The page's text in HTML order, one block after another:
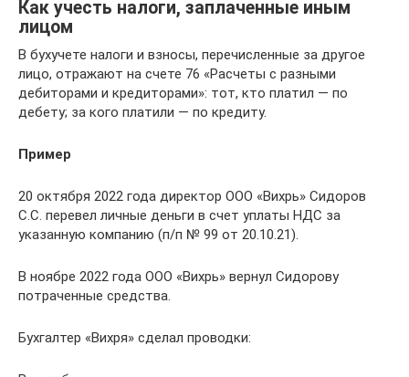
Как учесть налоги, заплаченные иным
лицом
В бухучете налоги и взносы, перечисленные за другое
лицо, отражают на счете 76 «Расчеты с разными
дебиторами и кредиторами»: тот, кто платил — по
дебету; за кого платили — по кредиту.
Пример
20 октября 2022 года директор ООО «Вихрь» Сидоров
С.С. перевел личные деньги в счет уплаты НДС за
указанную компанию (п/п № 99 от 20.10.21).
В ноябре 2022 года ООО «Вихрь» вернул Сидорову
потраченные средства.
Бухгалтер «Вихря» сделал проводки: